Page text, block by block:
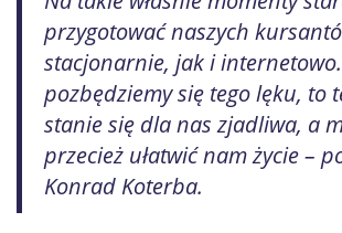
przygotować naszych
stacjonarnie, jak i internetowo.
pozbędziemy się tego lęku, to
stanie się dla nas zjadliwa, a
przecież ułatwić nam życie –
Konrad Koterba.